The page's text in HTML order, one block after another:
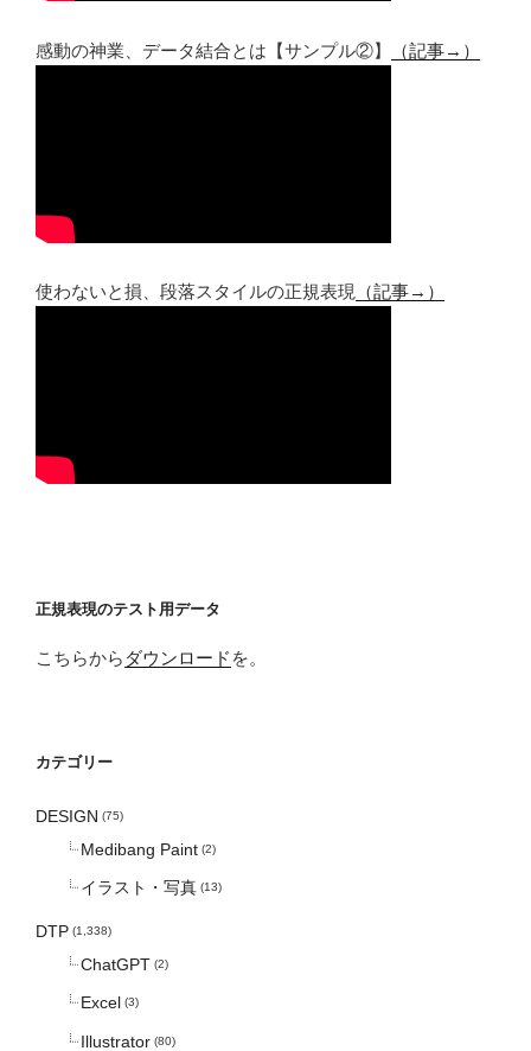
感動の神業、データ結合とは【サンプル②】 （記事→）
使わないと損、段落スタイルの正規表現 （記事→）
正規表現のテスト用データ
こちらから ダウンロード を。
カテゴリー
DESIGN (75)
Medibang Paint (2)
イラスト・写真 (13)
DTP (1,338)
ChatGPT (2)
Excel (3)
Illustrator (80)